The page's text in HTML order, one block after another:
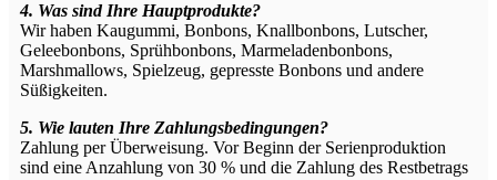
4. Was sind Ihre Hauptprodukte?
Wir haben Kaugummi, Bonbons, Knallbonbons, Lutscher,
Geleebonbons, Sprühbonbons, Marmeladenbonbons,
Marshmallows, Spielzeug, gepresste Bonbons und andere
Süßigkeiten.
5. Wie lauten Ihre Zahlungsbedingungen?
Zahlung per Überweisung. Vor Beginn der Serienproduktion
sind eine Anzahlung von 30 % und die Zahlung des Restbetrags